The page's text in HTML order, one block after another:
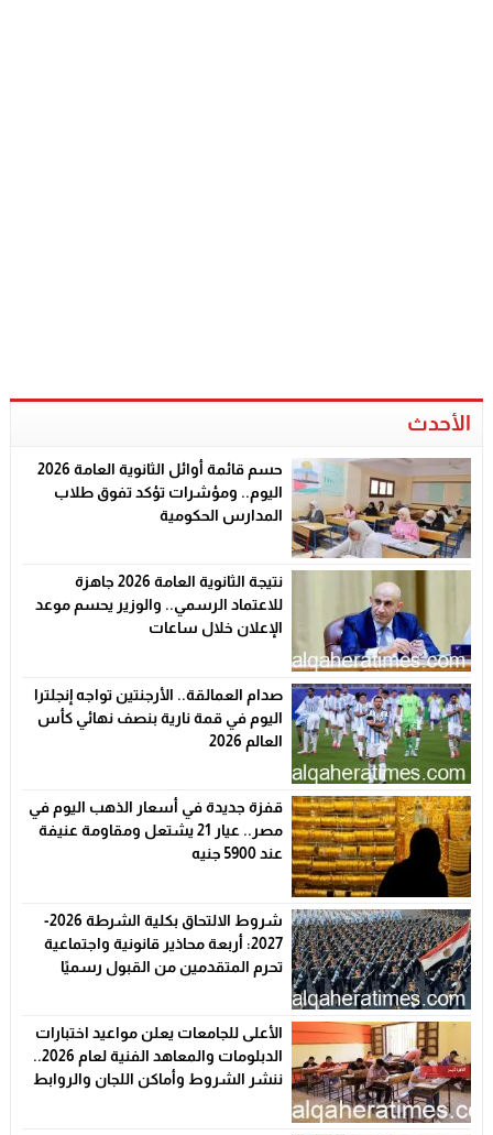
الأحدث
حسم قائمة أوائل الثانوية العامة 2026
اليوم.. ومؤشرات تؤكد تفوق طلاب
المدارس الحكومية
نتيجة الثانوية العامة 2026 جاهزة
للاعتماد الرسمي.. والوزير يحسم موعد
الإعلان خلال ساعات
صدام العمالقة.. الأرجنتين تواجه إنجلترا
اليوم في قمة نارية بنصف نهائي كأس
العالم 2026
قفزة جديدة في أسعار الذهب اليوم في
مصر.. عيار 21 يشتعل ومقاومة عنيفة
عند 5900 جنيه
شروط الالتحاق بكلية الشرطة 2026-
2027: أربعة محاذير قانونية واجتماعية
تحرم المتقدمين من القبول رسميًا
الأعلى للجامعات يعلن مواعيد اختبارات
الدبلومات والمعاهد الفنية لعام 2026..
ننشر الشروط وأماكن اللجان والروابط